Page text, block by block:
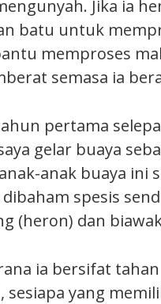
Jika ia
batu untuk
memproses
semasa ia
pertama
gelar buaya
anak buaya ini
spesis
(heron) dan
ia bersifat tahan
yang